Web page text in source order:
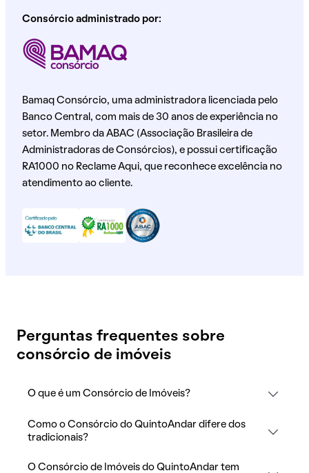
Consórcio administrado por:
Bamaq Consórcio, uma administradora licenciada pelo
Banco Central, com mais de 30 anos de experiência no
setor. Membro da ABAC (Associação Brasileira de
Administradoras de Consórcios), e possui certificação
RA1000 no Reclame Aqui, que reconhece excelência no
atendimento ao cliente.
Perguntas frequentes sobre
consórcio de imóveis
O que é um Consórcio de Imóveis?
Como o Consórcio do QuintoAndar difere dos
tradicionais?
O Consórcio de Imóveis do QuintoAndar tem